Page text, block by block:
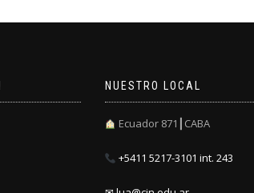
NUESTRO LOCAL
Ecuador 871┃CABA
+5411 5217-3101 int. 243